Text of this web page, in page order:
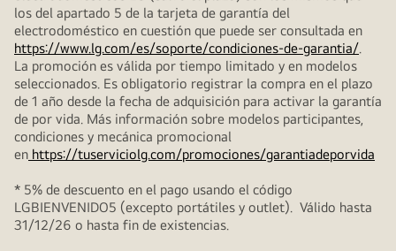
los del apartado 5 de la tarjeta de garantía del
electrodoméstico en cuestión que puede ser consultada en
https://www.lg.com/es/soporte/condiciones-de-garantia/.
La promoción es válida por tiempo limitado y en modelos
seleccionados. Es obligatorio registrar la compra en el plazo
de 1 año desde la fecha de adquisición para activar la garantía
de por vida. Más información sobre modelos participantes,
condiciones y mecánica promocional
en https://tuserviciolg.com/promociones/garantiadeporvida
* 5% de descuento en el pago usando el código
LGBIENVENIDO5 (excepto portátiles y outlet). Válido hasta
31/12/26 o hasta fin de existencias.